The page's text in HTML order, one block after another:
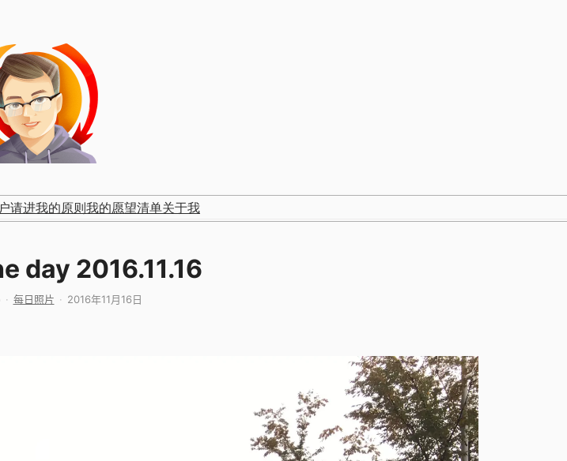
请进我的原则 我的愿望清单关于我
day 2016.11.16
每日照片 2016年11月16日